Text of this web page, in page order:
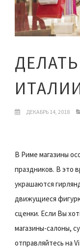
ДЕКАБРЬ 14, 2018
В Риме магазины
праздников. В это
украшаются
движущиеся
сценки. Если Вы
магазины-салоны,
отправляйтесь на